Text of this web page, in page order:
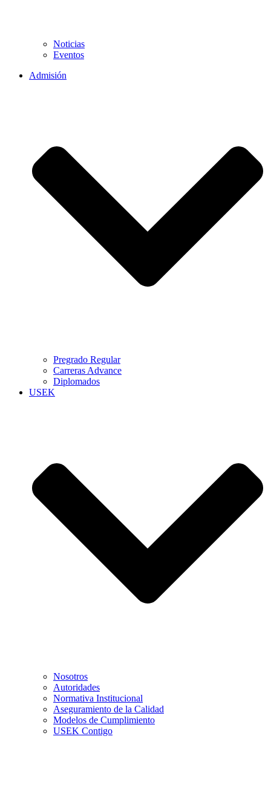
Noticias
Eventos
Admisión
Pregrado Regular
Carreras Advance
Diplomados
USEK
Nosotros
Autoridades
Normativa Institucional
Aseguramiento de la Calidad
Modelos de Cumplimiento
USEK Contigo